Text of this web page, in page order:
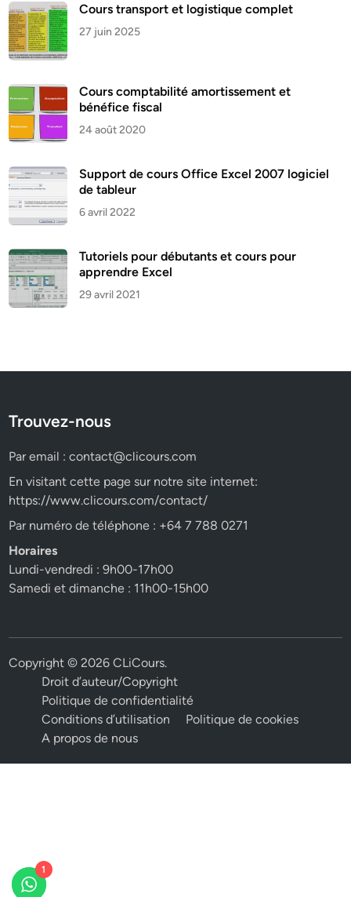
Cours transport et logistique complet
27 juin 2025
Cours comptabilité amortissement et
bénéfice fiscal
24 août 2020
Support de cours Office Excel 2007 logiciel
de tableur
6 avril 2022
Tutoriels pour débutants et cours pour
apprendre Excel
29 avril 2021
Trouvez-nous
Par email :contact@clicours.com
En visitant cette page sur notre site internet:
https://www.clicours.com/contact/
Par numéro de téléphone : +64 7 788 0271
Horaires
Lundi-vendredi : 9h00-17h00
Samedi et dimanche : 11h00-15h00
Copyright © 2026CLiCours.
Droit d’auteur/Copyright
Politique de confidentialité
Conditions d’utilisation
Politique de cookies
A propos de nous
1